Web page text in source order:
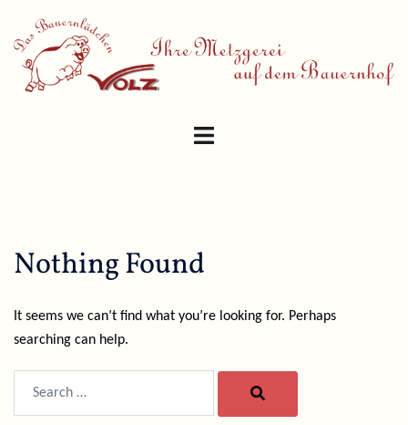
content
Toggle
Nothing Found
It seems we can’t find what you’re looking for. Perhaps
searching can help.